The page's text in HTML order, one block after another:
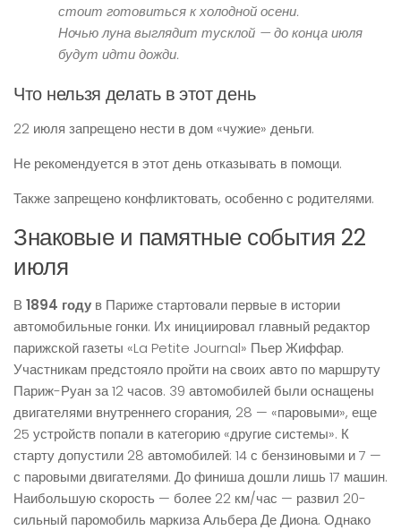
стоит готовиться к холодной осени.
Ночью луна выглядит тусклой — до конца июля
будут идти дожди.
Что нельзя делать в этот день
22 июля запрещено нести в дом «чужие» деньги.
Не рекомендуется в этот день отказывать в помощи.
Также запрещено конфликтовать, особенно с родителями.
Знаковые и памятные события 22
июля
В 1894 году в Париже стартовали первые в истории
автомобильные гонки. Их инициировал главный редактор
парижской газеты «La Petite Journal» Пьер Жиффар.
Участникам предстояло пройти на своих авто по маршруту
Париж-Руан за 12 часов. 39 автомобилей были оснащены
двигателями внутреннего сгорания, 28 — «паровыми», еще
25 устройств попали в категорию «другие системы». К
старту допустили 28 автомобилей: 14 с бензиновыми и 7 —
с паровыми двигателями. До финиша дошли лишь 17 машин.
Наибольшую скорость — более 22 км/час — развил 20-
сильный паромобиль маркиза Альбера Де Диона. Однако